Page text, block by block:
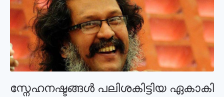
സ്നേഹനഷ്ടങ്ങൾ പലിശകിട്ടിയ ഏകാകി